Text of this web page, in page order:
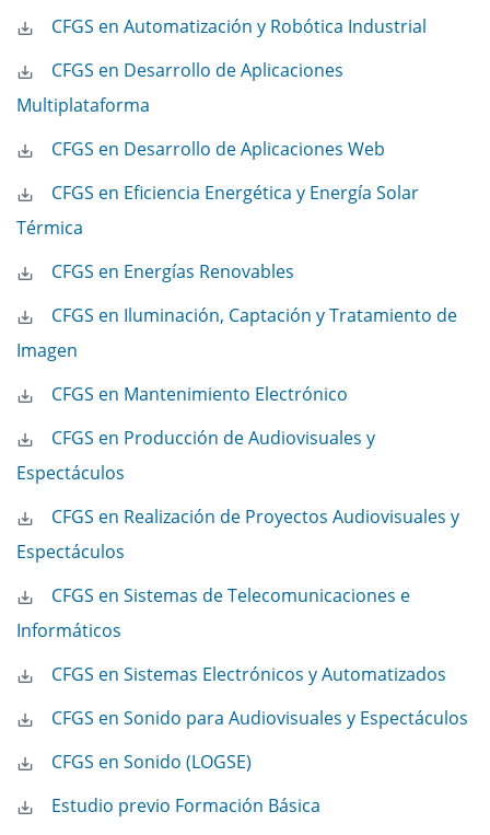
CFGS en Automatización y Robótica Industrial
CFGS en Desarrollo de Aplicaciones
Multiplataforma
CFGS en Desarrollo de Aplicaciones Web
CFGS en Eficiencia Energética y Energía Solar
Térmica
CFGS en Energías Renovables
CFGS en Iluminación, Captación y Tratamiento de
Imagen
CFGS en Mantenimiento Electrónico
CFGS en Producción de Audiovisuales y
Espectáculos
CFGS en Realización de Proyectos Audiovisuales y
Espectáculos
CFGS en Sistemas de Telecomunicaciones e
Informáticos
CFGS en Sistemas Electrónicos y Automatizados
CFGS en Sonido para Audiovisuales y Espectáculos
CFGS en Sonido (LOGSE)
Estudio previo Formación Básica